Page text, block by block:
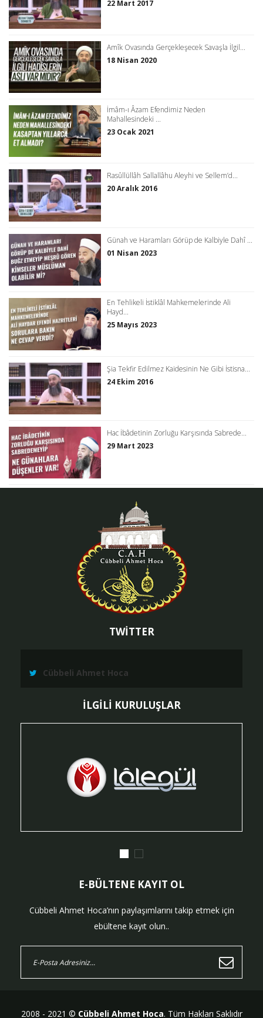
22 Mart 2017
Amîk Ovasında Gerçekleşecek Savaşla İlgil...
18 Nisan 2020
İmâm-ı Âzam Efendimiz Neden
Mahallesindeki ...
23 Ocak 2021
Rasûllüllâh Sallallâhu Aleyhi ve Sellem’d...
20 Aralık 2016
Günah ve Haramları Görüp de Kalbiyle Dahî ...
01 Nisan 2023
En Tehlikeli İstiklâl Mahkemelerinde Ali
Hayd...
25 Mayıs 2023
Şia Tekfir Edilmez Kaidesinin Ne Gibi İstisna...
24 Ekim 2016
Hac İbâdetinin Zorluğu Karşısında Sabrede...
29 Mart 2023
TWİTTER
Cübbeli Ahmet Hoca
İLGİLİ KURULUŞLAR
E-BÜLTENE KAYIT OL
Cübbeli Ahmet Hoca’nın paylaşımlarını takip etmek için
ebültene kayıt olun..
2008 - 2021 © Cübbeli Ahmet Hoca. Tüm Hakları Saklıdır